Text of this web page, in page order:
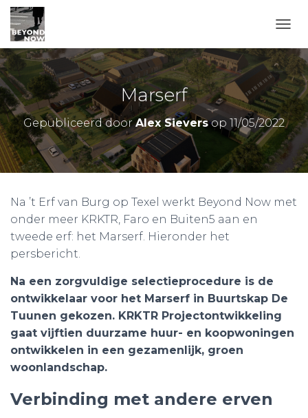
Marserf
Gepubliceerd doorAlex Sieversop 11/05/2022
Na ’t Erf van Burg op Texel werkt Beyond Now met
onder meer KRKTR, Faro en Buiten5 aan en
tweede erf: het Marserf. Hieronder het
persbericht.
Na een zorgvuldige selectieprocedure is de
ontwikkelaar voor het Marserf in Buurtskap De
Tuunen gekozen. KRKTR Projectontwikkeling
gaat vijftien duurzame huur- en koopwoningen
ontwikkelen in een gezamenlijk, groen
woonlandschap.
Verbinding met andere erven